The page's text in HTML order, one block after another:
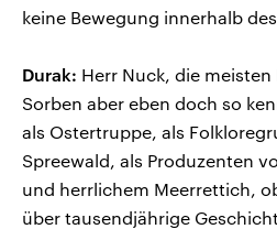
keine Bewegung innerhalb
Durak: Herr Nuck, die
Sorben aber eben doch so
als Ostertruppe, als
Spreewald, als Produzenten
und herrlichem Meerrettich,
über tausendjährige